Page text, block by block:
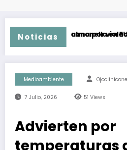
Noticias
SSPCM en Tijuana por
Brote de Salmonella en EU
Medioambiente
7 Julio, 2026 51 Views
Advierten por
temperaturas